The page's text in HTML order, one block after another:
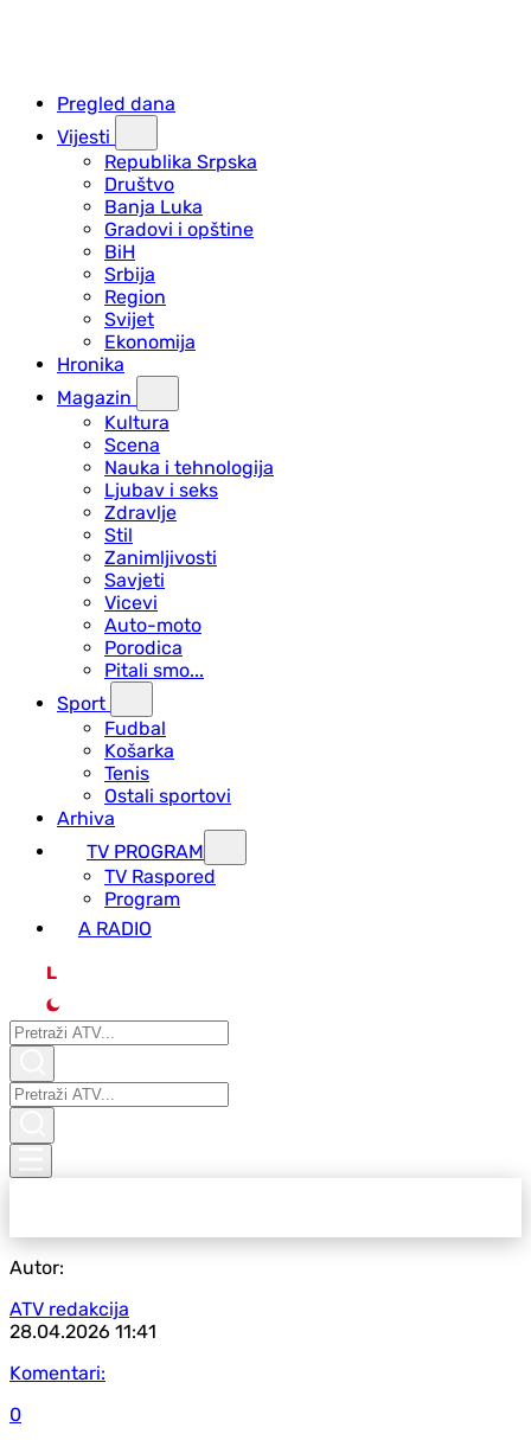
Pregled dana
Vijesti
Republika Srpska
Društvo
Banja Luka
Gradovi i opštine
BiH
Srbija
Region
Svijet
Ekonomija
Hronika
Magazin
Kultura
Scena
Nauka i tehnologija
Ljubav i seks
Zdravlje
Stil
Zanimljivosti
Savjeti
Vicevi
Auto-moto
Porodica
Pitali smo...
Sport
Fudbal
Košarka
Tenis
Ostali sportovi
Arhiva
TV PROGRAM
ТV Raspored
Program
A RADIO
L
Autor:
ATV redakcija
28.04.2026 11:41
Komentari:
0